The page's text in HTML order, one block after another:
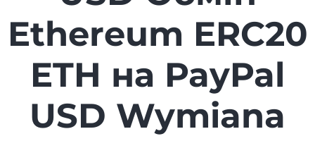
Ethereum ERC20
ETH на PayPal
USD Wymiana